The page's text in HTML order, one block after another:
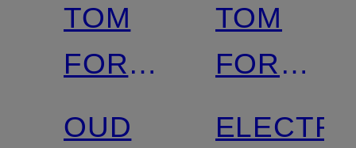
TOM
FORD
BEAUTY
OUD
TOM
FORD
BEAUTY